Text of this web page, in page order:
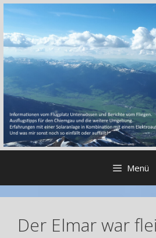
Zum
springen
Menü
Der Elmar war